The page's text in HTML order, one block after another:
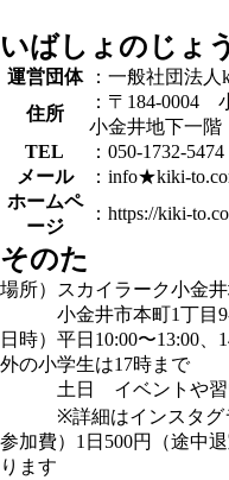
いばしょのじょ
運営団体
：一般社団法人
住所
：〒184-0004
小金井地下一階
TEL
：050-1732-5474
メール
：info★kiki-
ホームペ
ージ
：https://kiki-
そのた
場所）スカイラーク小金
小金井市本町1丁目
日時）平日10:00〜13:00
外の小学生は17時まで
土日 イベントや習い
※詳細はインスタグラ
参加費）1日500円（途中
ります